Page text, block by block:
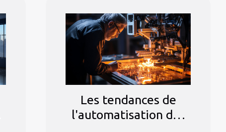
Les tendances de
l'automatisation des